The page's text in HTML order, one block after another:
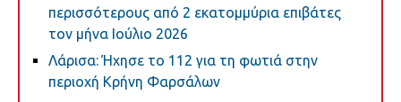
περισσότερους από 2 εκατομμύρια επιβάτες
τον μήνα Ιούλιο 2026
Λάρισα: Ήχησε το 112 για τη φωτιά στην
περιοχή Κρήνη Φαρσάλων